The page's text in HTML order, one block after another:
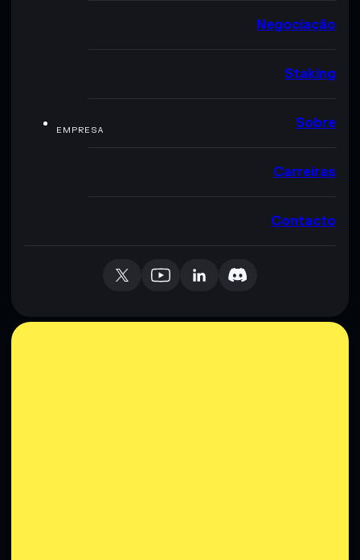
Negociação
Staking
EMPRESA Sobre
Carreiras
Contacto